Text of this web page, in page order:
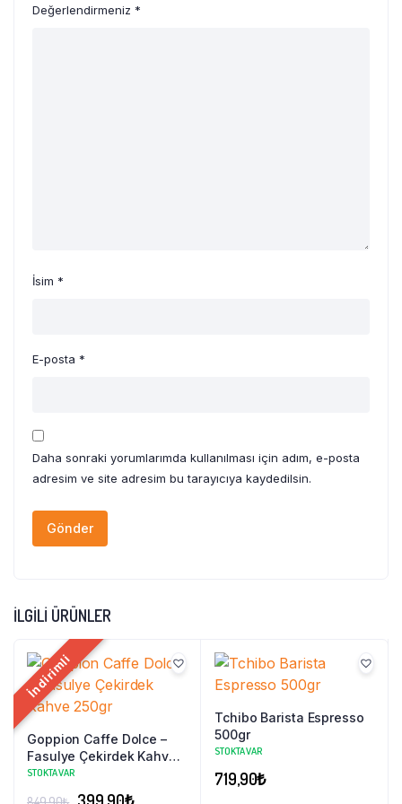
Değerlendirmeniz *
İsim *
E-posta *
Daha sonraki yorumlarımda kullanılması için adım, e-posta
adresim ve site adresim bu tarayıcıya kaydedilsin.
İLGILI ÜRÜNLER
Goppion Caffe Dolce –
Fasulye Çekirdek Kahve
250gr
STOKTA VAR
Orijinal
Şu
İndirimli
Tchibo Barista Espresso
500gr
STOKTA VAR
719,90₺